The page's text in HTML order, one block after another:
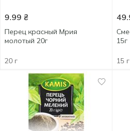
9.99 ₴
Перец красный Мрия
молотый 20г
20 г
15г
15 г